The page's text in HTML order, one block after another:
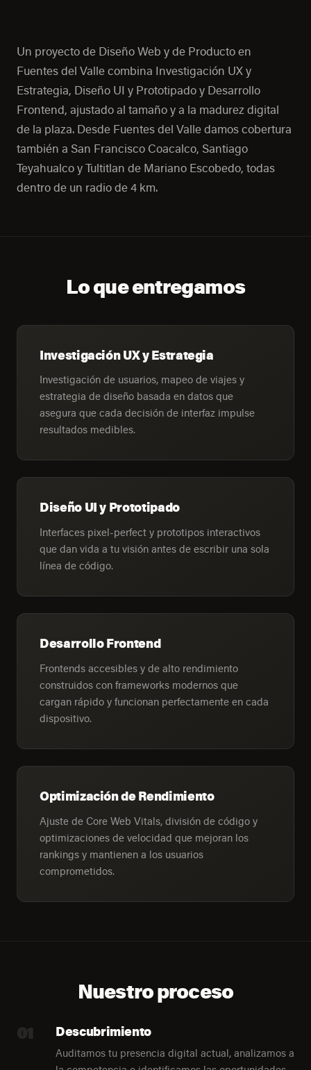
Un proyecto de Diseño Web y de Producto en
Fuentes del Valle combina Investigación UX y
Estrategia, Diseño UI y Prototipado y Desarrollo
Frontend, ajustado al tamaño y a la madurez digital
de la plaza. Desde Fuentes del Valle damos cobertura
también a San Francisco Coacalco, Santiago
Teyahualco y Tultitlan de Mariano Escobedo, todas
dentro de un radio de 4 km.
Lo que entregamos
Investigación UX y Estrategia
Investigación de usuarios, mapeo de viajes y
estrategia de diseño basada en datos que
asegura que cada decisión de interfaz impulse
resultados medibles.
Diseño UI y Prototipado
Interfaces pixel-perfect y prototipos interactivos
que dan vida a tu visión antes de escribir una sola
línea de código.
Desarrollo Frontend
Frontends accesibles y de alto rendimiento
construidos con frameworks modernos que
cargan rápido y funcionan perfectamente en cada
dispositivo.
Optimización de Rendimiento
Ajuste de Core Web Vitals, división de código y
optimizaciones de velocidad que mejoran los
rankings y mantienen a los usuarios
comprometidos.
Nuestro proceso
01 Descubrimiento
Auditamos tu presencia digital actual, analizamos a